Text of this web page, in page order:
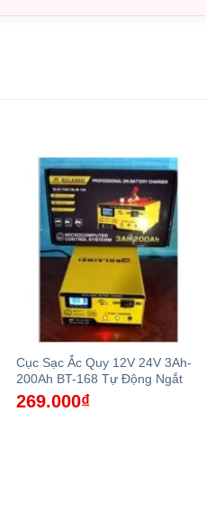
Cục Sạc Ắc Quy 12V 24V 3Ah-
200Ah BT-168 Tự Động Ngắt
269.000₫